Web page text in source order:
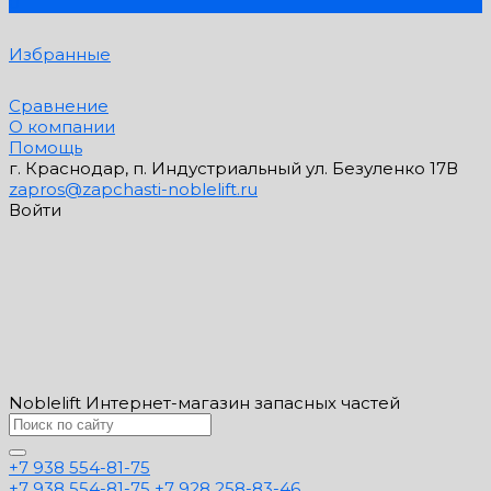
Избранные
Сравнение
О компании
Помощь
г. Краснодар, п. Индустриальный ул. Безуленко 17В
zapros@zapchasti-noblelift.ru
Войти
Noblelift Интернет-магазин запасных частей
+7 938 554-81-75